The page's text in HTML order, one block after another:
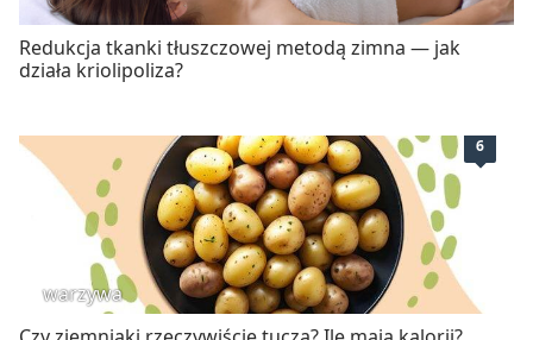
Redukcja tkanki tłuszczowej metodą zimna — jak
działa kriolipoliza?
6
warzywa